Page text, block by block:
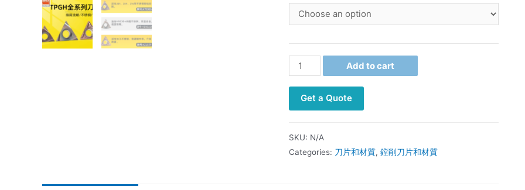
Add to cart
Get a Quote
SKU: N/A
Categories: 刀片和材質, 鏜削刀片和材質